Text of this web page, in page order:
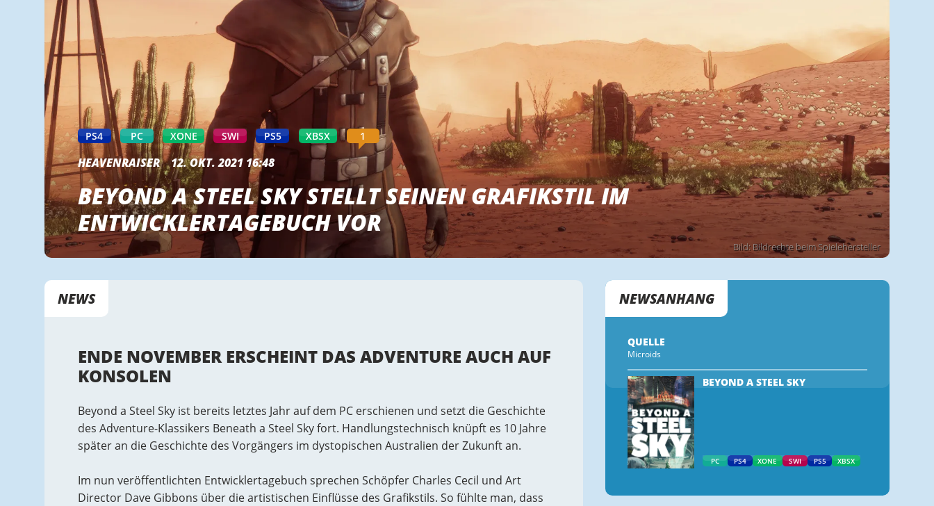
Bild: Bildrechte beim Spielehersteller
PS4 PC XONE SWI PS5 XBSX 1
HEAVENRAISER 12. OKT. 2021 16:48
BEYOND A STEEL SKY STELLT SEINEN GRAFIKSTIL IM
ENTWICKLERTAGEBUCH VOR
NEWS
ENDE NOVEMBER ERSCHEINT DAS ADVENTURE AUCH AUF
KONSOLEN
Beyond a Steel Sky ist bereits letztes Jahr auf dem PC erschienen und setzt die Geschichte
des Adventure-Klassikers Beneath a Steel Sky fort. Handlungstechnisch knüpft es 10 Jahre
später an die Geschichte des Vorgängers im dystopischen Australien der Zukunft an.
Im nun veröffentlichten Entwicklertagebuch sprechen Schöpfer Charles Cecil und Art
Director Dave Gibbons über die artistischen Einflüsse des Grafikstils. So fühlte man, dass
NEWSANHANG
QUELLE
Microids
BEYOND A STEEL SKY
PC PS4 XONE SWI PS5 XBSX